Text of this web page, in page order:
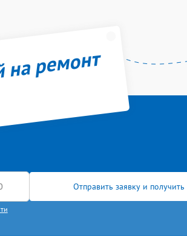
ремонт
Отправить заявку и